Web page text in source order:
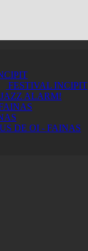
FESTIVAL INCIPIT
JAZZ ALARM!
DE OI - FAINAS